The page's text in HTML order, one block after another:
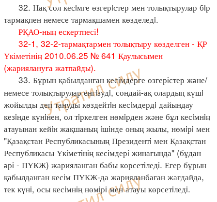
32. Нақ сол кесiмге өзгерiстер мен толықтырулар бiр
тармақпен немесе тармақшамен көзделедi.
РҚАО-ның ескертпесі!
32-1, 32-2-тармақтармен толықтыру көзделген - ҚР
Үкіметінің 2010.06.25 № 641 Қаулысымен
(жариялануға жатпайды).
33. Бұрын қабылданған кесiмдерге өзгерiстер және/
немесе толықтырулар енгiзудi, сондай-ақ олардың күшi
жойылды деп тануды көздейтiн кесiмдердi дайындау
кезiнде күнiнен, ол тiркелген нөмiрден және бұл кесiмнiң
атауынан кейiн жақшаның iшiнде оның жылы, нөмiрi мен
"Қазақстан Республикасының Президентi мен Қазақстан
Республикасы Үкiметiнiң кесiмдерi жинағында" (бұдан
әрi - ПҮКЖ) жарияланған бабы көрсетiледi. Егер бұрын
қабылданған кесiм ПҮКЖ-да жарияланбаған жағдайда,
тек күнi, осы кесiмнiң нөмiрi мен атауы көрсетiледi.